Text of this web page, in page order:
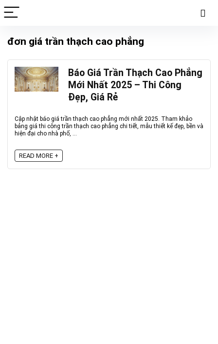
đơn giá trần thạch cao phẳng
Báo Giá Trần Thạch Cao Phẳng
Mới Nhất 2025 – Thi Công
Đẹp, Giá Rẻ
Cập nhật báo giá trần thạch cao phẳng mới nhất 2025. Tham khảo
bảng giá thi công trần thạch cao phẳng chi tiết, mẫu thiết kế đẹp, bền và
hiện đại cho nhà phố, ...
READ MORE +